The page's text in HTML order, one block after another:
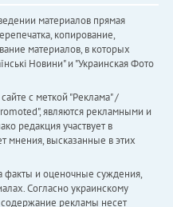
материалов прямая
копирование,
материалов, в которых
Новини" и "Украинская Фото
с меткой "Реклама" /
являются рекламными и
редакция участвует в
мнения, высказанные в этих
факты и оценочные суждения,
Согласно украинскому
содержание рекламы несет